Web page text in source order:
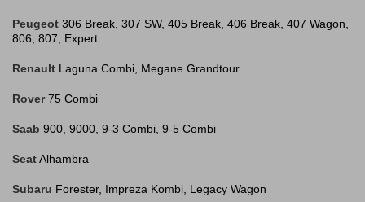
Peugeot 306 Break, 307 SW, 405 Break, 406 Break, 407 Wagon,
806, 807, Expert
Renault Laguna Combi, Megane Grandtour
Rover75 Combi
Saab 900, 9000, 9-3 Combi, 9-5 Combi
SeatAlhambra
Subaru Forester, Impreza Kombi, Legacy Wagon